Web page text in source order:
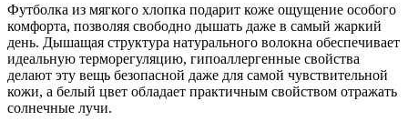
Футболка из мягкого хлопка подарит коже ощущение особого
комфорта, позволяя свободно дышать даже в самый жаркий
день. Дышащая структура натурального волокна обеспечивает
идеальную терморегуляцию, гипоаллергенные свойства
делают эту вещь безопасной даже для самой чувствительной
кожи, а белый цвет обладает практичным свойством отражать
солнечные лучи.